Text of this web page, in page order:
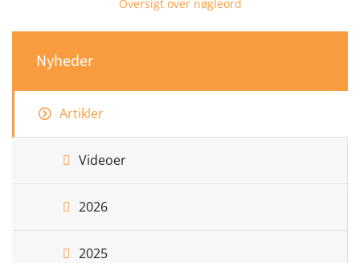
Oversigt over nøgleord
Nyheder
Artikler
Videoer
2026
2025